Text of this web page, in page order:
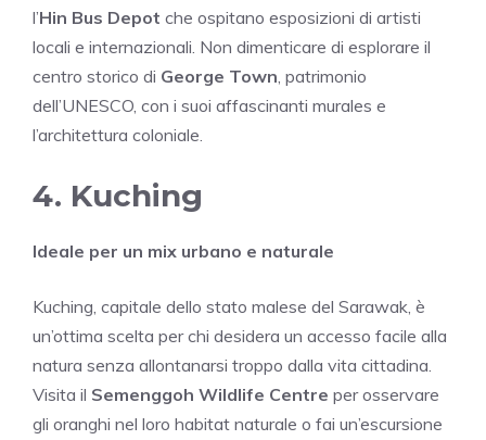
l’Hin Bus Depot che ospitano esposizioni di artisti
locali e internazionali. Non dimenticare di esplorare il
centro storico di George Town , patrimonio
dell’UNESCO, con i suoi affascinanti murales e
l’architettura coloniale.
4. Kuching
Ideale per un mix urbano e naturale
Kuching, capitale dello stato malese del Sarawak, è
un’ottima scelta per chi desidera un accesso facile alla
natura senza allontanarsi troppo dalla vita cittadina.
Visita il Semenggoh Wildlife Centre per osservare
gli oranghi nel loro habitat naturale o fai un’escursione